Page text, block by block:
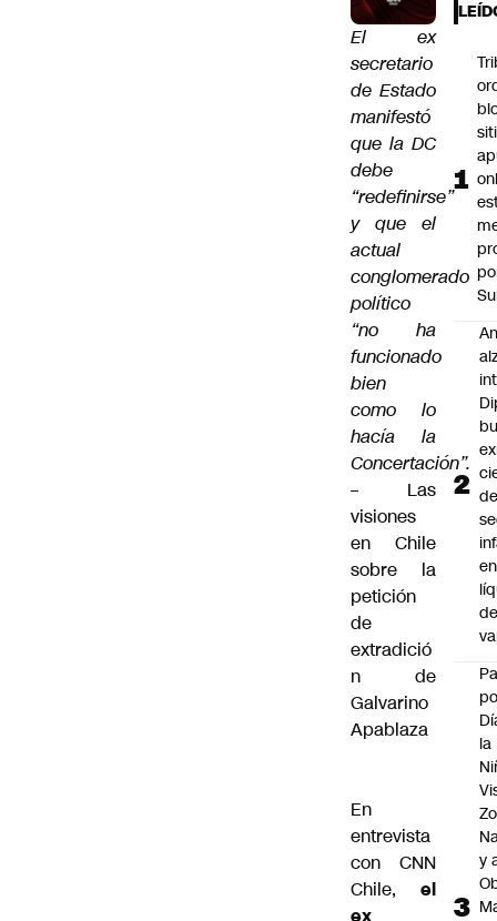
El ex
secretario
de Estado
manifestó
que la DC
debe
“redefinirse”
y que el
actual
conglomerado
político
“no ha
funcionado
bien
como lo
hacía la
Concertación”.
– Las
visiones
en Chile
sobre la
petición
de
extradició
n de
Galvarino
Apablaza
En
entrevista
con CNN
Chile,el
ex
de
en
de
la
y